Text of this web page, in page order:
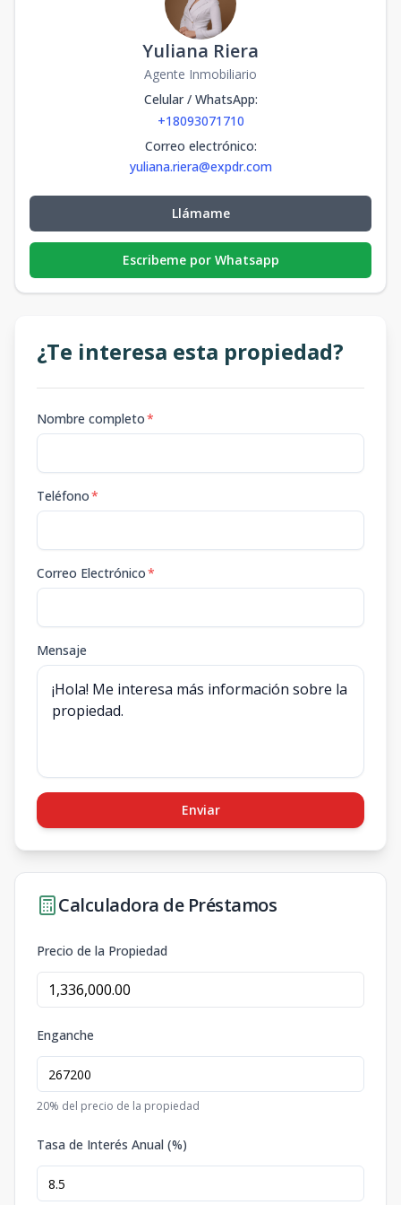
Yuliana Riera
Agente Inmobiliario
Celular / WhatsApp:
+18093071710
Correo electrónico:
yuliana.riera@expdr.com
Llámame
Escribeme por Whatsapp
¿Te interesa esta propiedad?
Nombre completo*
Teléfono*
Correo Electrónico*
Mensaje
Enviar
Calculadora de Préstamos
Precio de la Propiedad
Enganche
20% del precio de la propiedad
Tasa de Interés Anual (%)